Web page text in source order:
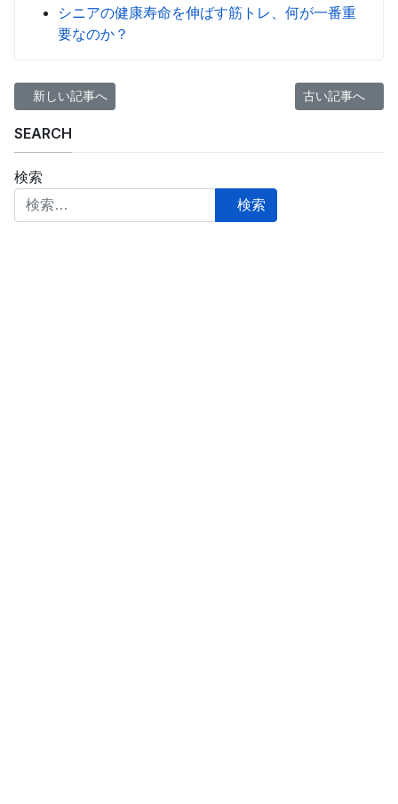
シニアの健康寿命を伸ばす筋トレ、何が一番重
要なのか？
前の記事へ: シニアとマスク：コロナ禍の中でどの様にマスクを使
新しい記事へ 次の記事へ: 筋
古い記事へ
SEARCH
検索
検索